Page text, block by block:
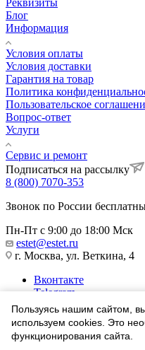
Реквизиты
Блог
Информация
Условия оплаты
Условия доставки
Гарантия на товар
Политика
Пользовательское
Вопрос-ответ
Услуги
Сервис и ремонт
Подписаться на рассылку
8 (800) 7070-353
Звонок по России
Пн-Пт с 9:00 до 18:00 Мск
estet@estet.ru
г. Москва, ул. Веткина, 4
Вконтакте
Telegram
Одноклассники
WhatsApp
1991-2026 © Ювелирный
Пользуясь нашим сайтом,
используем cookies. Это
функционирования сайта.